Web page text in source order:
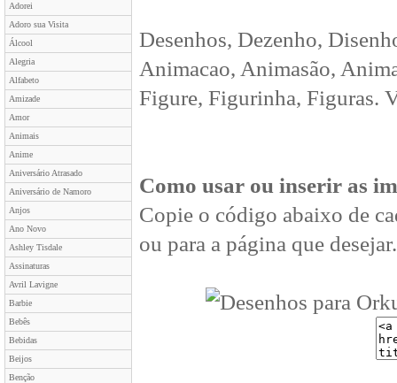
Adorei
Adoro sua Visita
Álcool
Alegria
Alfabeto
Amizade
Amor
Animais
Anime
Aniversário Atrasado
Aniversário de Namoro
Anjos
Ano Novo
Ashley Tisdale
Assinaturas
Avril Lavigne
Barbie
Bebês
Bebidas
Beijos
Benção
Desenhos, Dezenho,
Animacao, Animasão,
Figure, Figurinha, Figuras.
Como usar ou inserir as
Copie o código abaixo de
ou para a página que desejar.